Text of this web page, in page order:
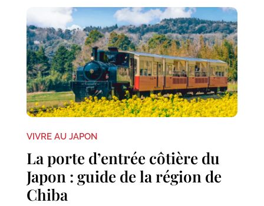
VIVRE AU JAPON
La porte d’entrée côtière du
Japon : guide de la région de
Chiba